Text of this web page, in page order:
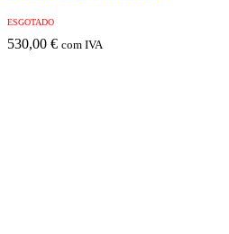
ESGOTADO
530,00 € com IVA